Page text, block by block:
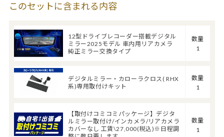
このセットに含まれる内容
12型ドライブレコーダー搭載デジタル
ミラー2025モデル 車内用リアカメラ
純正ミラー交換タイプ
数量
1
デジタルミラー・カローラクロス( RHX
系)専用取付けキット
数量
1
【取付けコミコミパッケージ】デジタ
ルミラー取付け/インカメラ/リアカメラ
カバーなし 工賃\27,000(税込)※日程調
数量
1